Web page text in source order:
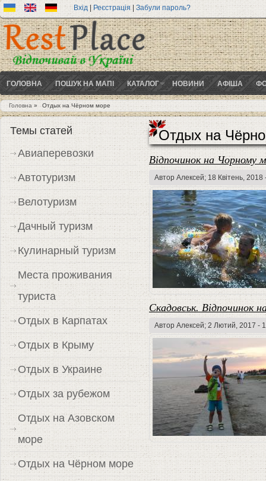
Вхід | Реєстрація|Забули пароль?
ГОЛОВНА ПОШУК НА МАПІ КАТАЛОГ НОВИНИ АФІША
Ви є тут
Головна» Отдых на Чёрном море
Отдых на
Відпочинок на Чорному
Автор Алексей; 18 Квітень, 2018
Скадовськ. Відпочинок
Автор Алексей; 2 Лютий, 2017 -
Темы статей
Авиаперевозки
Автотуризм
Велотуризм
Дачный туризм
Кулинарный туризм
Места проживания
туриста
Отдых в Карпатах
Отдых в Крыму
Отдых в Украине
Отдых за рубежом
Отдых на Азовском
море
Отдых на Чёрном море